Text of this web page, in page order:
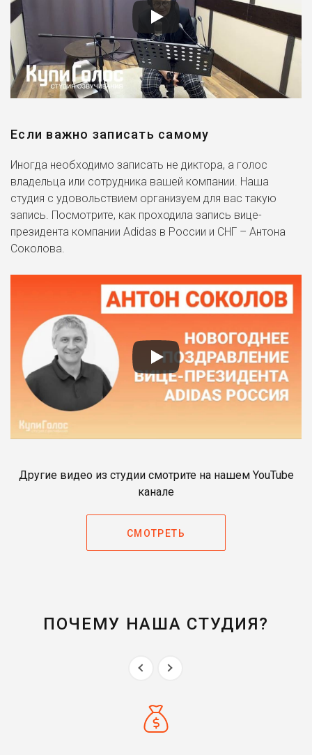
Если важно записать самому
Иногда необходимо записать не диктора, а голос
владельца или сотрудника вашей компании. Наша
студия с удовольствием организуем для вас такую
запись. Посмотрите, как проходила запись вице-
президента компании Adidas в России и СНГ – Антона
Соколова.
Другие видео из студии смотрите на нашем YouTube
канале
СМОТРЕТЬ
ПОЧЕМУ НАША СТУДИЯ?